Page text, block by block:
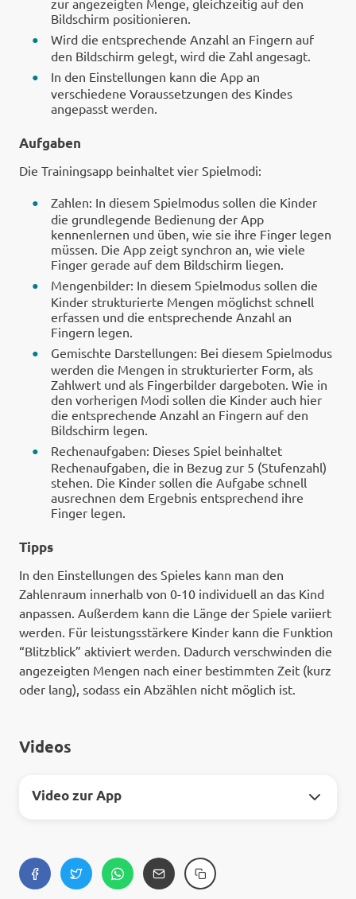
zur angezeigten Menge, gleichzeitig auf den
Bildschirm positionieren.
Wird die entsprechende Anzahl an Fingern auf
den Bildschirm gelegt, wird die Zahl angesagt.
In den Einstellungen kann die App an
verschiedene Voraussetzungen des Kindes
angepasst werden.
Aufgaben
Die Trainingsapp beinhaltet vier Spielmodi:
Zahlen: In diesem Spielmodus sollen die Kinder
die grundlegende Bedienung der App
kennenlernen und üben, wie sie ihre Finger legen
müssen. Die App zeigt synchron an, wie viele
Finger gerade auf dem Bildschirm liegen.
Mengenbilder: In diesem Spielmodus sollen die
Kinder strukturierte Mengen möglichst schnell
erfassen und die entsprechende Anzahl an
Fingern legen.
Gemischte Darstellungen: Bei diesem Spielmodus
werden die Mengen in strukturierter Form, als
Zahlwert und als Fingerbilder dargeboten. Wie in
den vorherigen Modi sollen die Kinder auch hier
die entsprechende Anzahl an Fingern auf den
Bildschirm legen.
Rechenaufgaben: Dieses Spiel beinhaltet
Rechenaufgaben, die in Bezug zur 5 (Stufenzahl)
stehen. Die Kinder sollen die Aufgabe schnell
ausrechnen dem Ergebnis entsprechend ihre
Finger legen.
Tipps
In den Einstellungen des Spieles kann man den
Zahlenraum innerhalb von 0-10 individuell an das Kind
anpassen. Außerdem kann die Länge der Spiele variiert
werden. Für leistungsstärkere Kinder kann die Funktion
“Blitzblick” aktiviert werden. Dadurch verschwinden die
angezeigten Mengen nach einer bestimmten Zeit (kurz
oder lang), sodass ein Abzählen nicht möglich ist.
Videos
Video zur App